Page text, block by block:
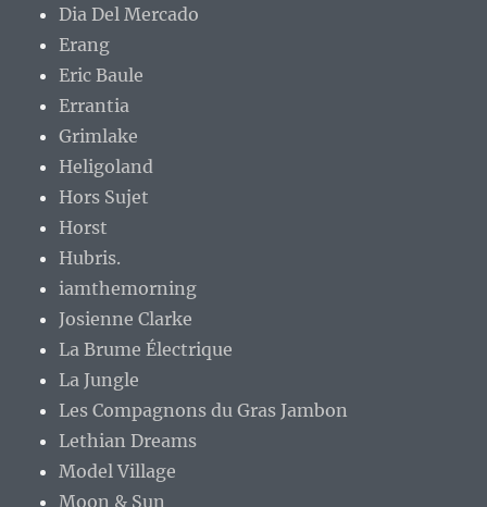
Dia Del Mercado
Erang
Eric Baule
Errantia
Grimlake
Heligoland
Hors Sujet
Horst
Hubris.
iamthemorning
Josienne Clarke
La Brume Électrique
La Jungle
Les Compagnons du Gras Jambon
Lethian Dreams
Model Village
Moon & Sun